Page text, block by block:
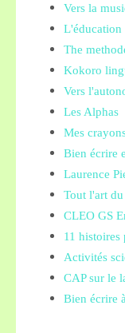
Vers la
L'éducation
The
Kokoro
Vers
Les Alphas
Mes
Bien écrire
Laurence
Tout l'art du
CLEO GS
11 histoires
Activités
CAP sur le
Bien écrire